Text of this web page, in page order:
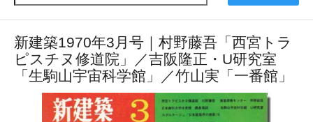
新建築1970年3月号｜村野藤吾「西宮トラ
ピスチヌ修道院」／吉阪隆正・U研究室
「生駒山宇宙科学館」／竹山実「一番館」